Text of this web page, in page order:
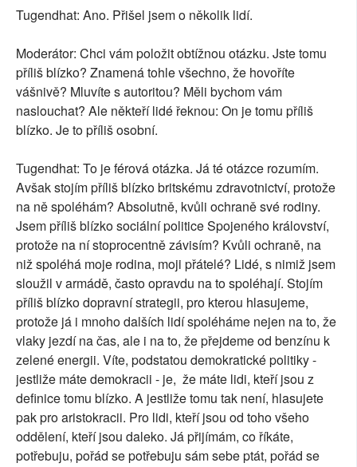
Tugendhat: Ano. Přišel jsem o několik lidí.
Moderátor: Chci vám položit obtížnou otázku. Jste tomu
příliš blízko? Znamená tohle všechno, že hovoříte
vášnivě? Mluvíte s autoritou? Měli bychom vám
naslouchat? Ale někteří lidé řeknou: On je tomu příliš
blízko. Je to příliš osobní.
Tugendhat: To je férová otázka. Já té otázce rozumím.
Avšak stojím příliš blízko britskému zdravotnictví, protože
na ně spoléhám? Absolutně, kvůli ochraně své rodiny.
Jsem příliš blízko sociální politice Spojeného království,
protože na ní stoprocentně závisím? Kvůli ochraně, na
niž spoléhá moje rodina, moji přátelé? Lidé, s nimiž jsem
sloužil v armádě, často opravdu na to spoléhají. Stojím
příliš blízko dopravní strategii, pro kterou hlasujeme,
protože já i mnoho dalších lidí spoléháme nejen na to, že
vlaky jezdí na čas, ale i na to, že přejdeme od benzínu k
zelené energii. Víte, podstatou demokratické politiky -
jestliže máte demokracii - je, že máte lidi, kteří jsou z
definice tomu blízko. A jestliže tomu tak není, hlasujete
pak pro aristokracii. Pro lidi, kteří jsou od toho všeho
oddělení, kteří jsou daleko. Já přijímám, co říkáte,
potřebuju, pořád se potřebuju sám sebe ptát, pořád se